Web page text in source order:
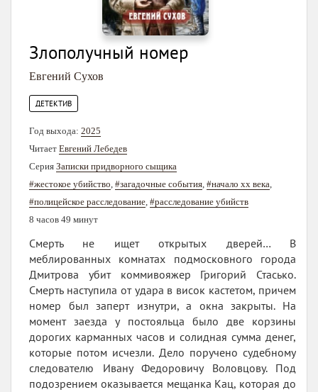
Злополучный номер
Евгений Сухов
ДЕТЕКТИВ
Год выхода: 2025
Читает Евгений Лебедев
Серия Записки придворного сыщика
#жестокое убийство, #загадочные события, #начало xx века,
#полицейское расследование, #расследование убийств
8 часов 49 минут
Смерть не ищет открытых дверей… В
меблированных комнатах подмосковного города
Дмитрова убит коммивояжер Григорий Стасько.
Смерть наступила от удара в висок кастетом, причем
номер был заперт изнутри, а окна закрыты. На
момент заезда у постояльца было две корзины
дорогих карманных часов и солидная сумма денег,
которые потом исчезли. Дело поручено судебному
следователю Ивану Федоровичу Воловцову. Под
подозрением оказывается мещанка Кац, которая до